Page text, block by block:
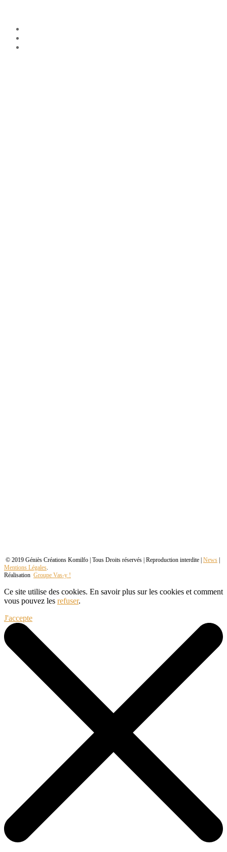
© 2019 Géniès Créations Komilfo | Tous Droits réservés | Reproduction interdite | News
Mentions Légales.
Réalisation Groupe Vas-y !
Ce site utilise des cookies. En savoir plus sur les cookies et comment
vous pouvez les refuser.
J'accepte